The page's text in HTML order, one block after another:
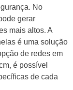
No
gerar
mais altos. A
é uma solução
de redes em
é possível
de cada